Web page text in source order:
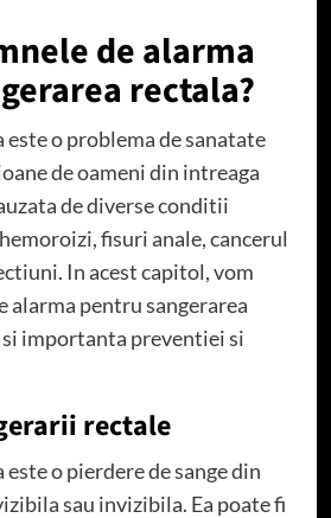
de alarma
rectala?
este o problema de sanatate
de oameni din intreaga
de diverse conditii
fisuri anale, cancerul
In acest capitol, vom
alarma pentru sangerarea
si importanta preventiei si
rectale
o pierdere de sange din
sau invizibila. Ea poate fi